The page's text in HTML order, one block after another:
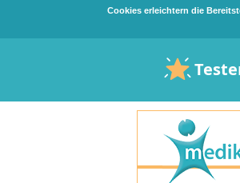
Cookies erleichtern die